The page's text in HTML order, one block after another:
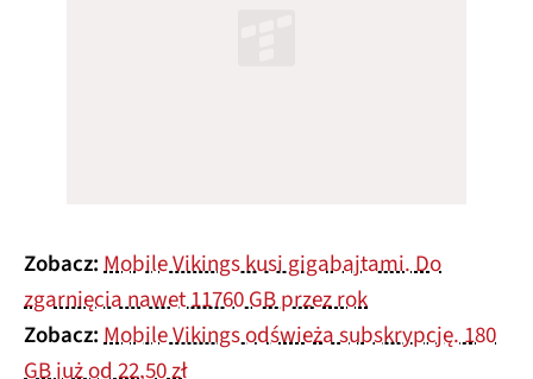
Zobacz:Mobile Vikings kusi gigabajtami. Do
zgarnięcia nawet 11760 GB przez rok
Zobacz:Mobile Vikings odświeża subskrypcję. 180
GB już od 22,50 zł